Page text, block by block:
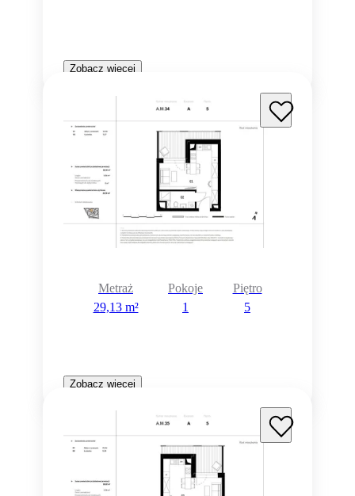
Zobacz więcej
Metraż
29,13 m²
Pokoje
1
Piętro
5
Zobacz więcej